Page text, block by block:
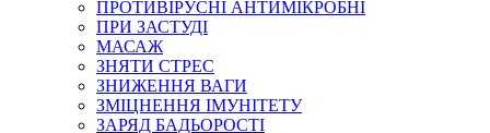
ПРОТИВІРУСНІ АНТИМІКРОБНІ
ПРИ ЗАСТУДІ
МАСАЖ
ЗНЯТИ СТРЕС
ЗНИЖЕННЯ ВАГИ
ЗМІЦНЕННЯ ІМУНІТЕТУ
ЗАРЯД БАДЬОРОСТІ